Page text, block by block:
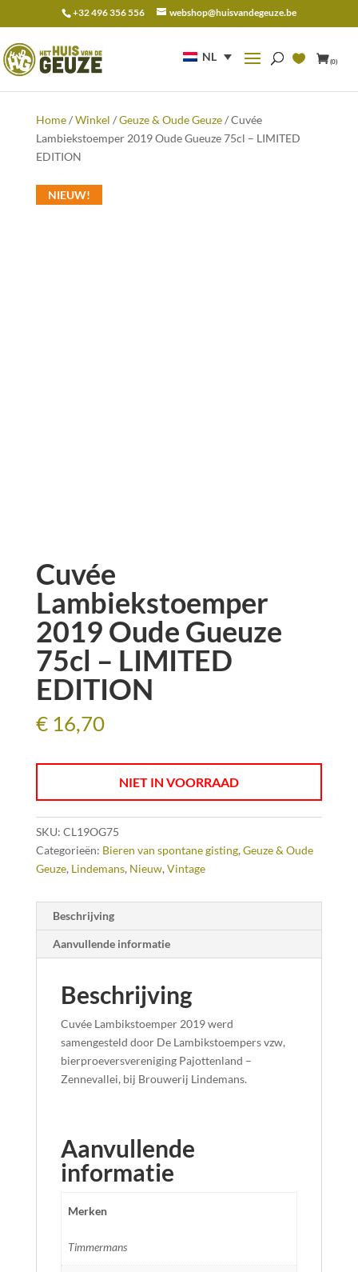
+32 496 356 556 webshop@huisvandegeuze.be
NL (0)
naar:
Home/Winkel /Geuze & Oude Geuze/ Cuvée
Lambiekstoemper 2019 Oude Gueuze 75cl – LIMITED
EDITION
NIEUW!
Cuvée
Lambiekstoemper
2019 Oude Gueuze
75cl – LIMITED
EDITION
€16,70
NIET IN VOORRAAD
SKU: CL19OG75
Categorieën: Bieren van spontane gisting, Geuze & Oude
Geuze, Lindemans, Nieuw, Vintage
Beschrijving
Aanvullende informatie
Beschrijving
Cuvée Lambikstoemper 2019 werd
samengesteld door De Lambikstoempers vzw,
bierproeversvereniging Pajottenland –
Zennevallei, bij Brouwerij Lindemans.
Aanvullende
informatie
Merken
Timmermans